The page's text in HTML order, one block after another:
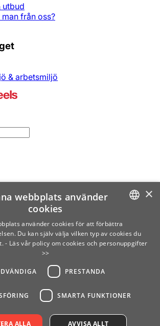
utbud
från oss?
& arbetsmiljö
SWEDISH
×
webbplats använder
cookies
använder cookies för att förbättra
Du kan själv välja vilken typ av cookies du
- Läs vår policy om cookies och personuppgifter
>>
PRESTANDA
SMARTA FUNKTIONER
ALLA AVVISA ALLT